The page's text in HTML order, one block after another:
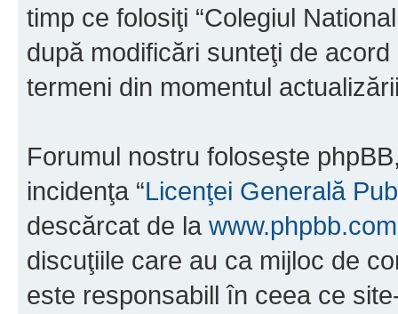
timp ce folosiţi “Colegiul
după modificări sunteţi de
termeni din momentul
Forumul nostru foloseşte
incidenţa “Licenţei Generală
descărcat de la www.phpbb.com
discuţiile care au ca mijloc de
este responsabill în ceea ce